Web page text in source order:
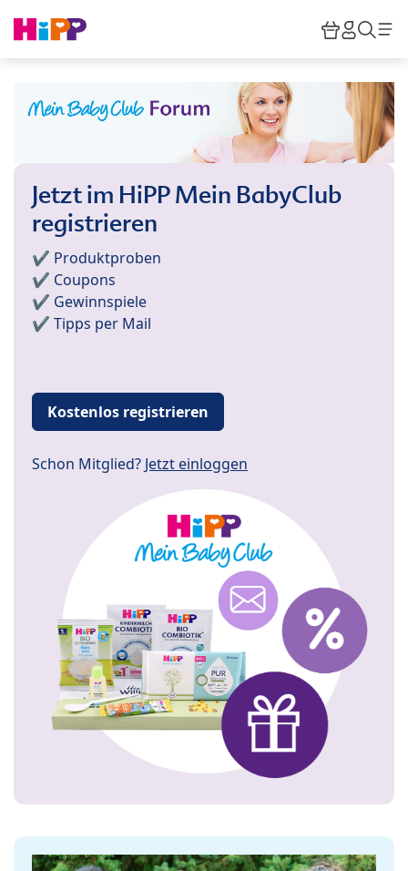
HiPP
Jetzt im HiPP Mein BabyClub
registrieren
✔️ Produktproben
✔️ Coupons
✔️ Gewinnspiele
✔️ Tipps per Mail
Kostenlos registrieren
Schon Mitglied? Jetzt einloggen